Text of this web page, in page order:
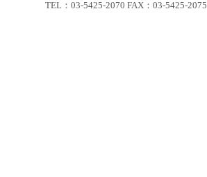
TEL：03-5425-2070 FAX：03-5425-2075